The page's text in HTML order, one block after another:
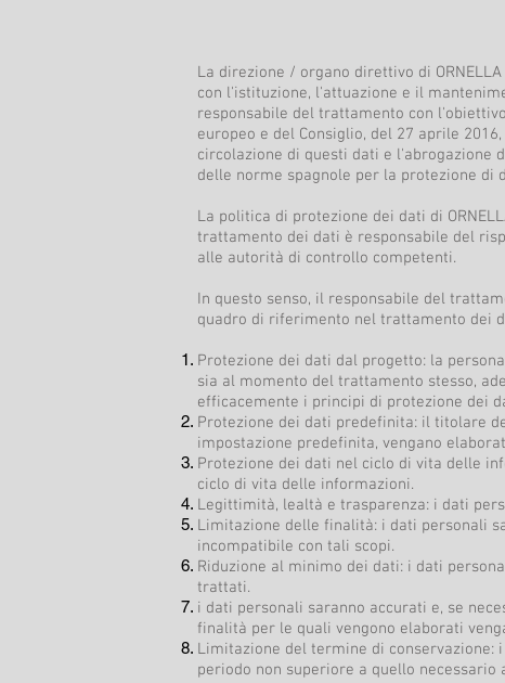
La direzione / organo direttivo di
con l'istituzione, l'attuazione e il
responsabile del trattamento con
europeo e del Consiglio, del 27 aprile
circolazione di questi dati e l'abrogazione
delle norme spagnole per la protezione di
La politica di protezione dei dati di
trattamento dei dati è responsabile del
alle autorità di controllo competenti.
In questo senso, il responsabile del
quadro di riferimento nel trattamento dei
Protezione dei dati dal progetto: la
sia al momento del trattamento stesso,
efficacemente i principi di protezione dei
Protezione dei dati predefinita: il titolare
impostazione predefinita, vengano
Protezione dei dati nel ciclo di vita delle
ciclo di vita delle informazioni.
Legittimità, lealtà e trasparenza: i dati
Limitazione delle finalità: i dati personali
incompatibile con tali scopi.
Riduzione al minimo dei dati: i dati
trattati.
i dati personali saranno accurati e, se
finalità per le quali vengono elaborati
Limitazione del termine di
periodo non superiore a quello